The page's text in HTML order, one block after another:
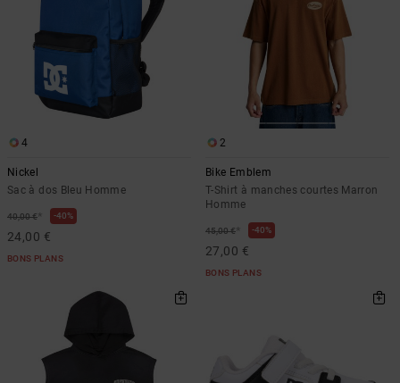
4
Nickel
Sac à dos Bleu Homme
40,00 €* 40%
24,00 €
BONS PLANS
2
Bike Emblem
T-Shirt à manches courtes Marron
Homme
45,00 €* 40%
27,00 €
BONS PLANS